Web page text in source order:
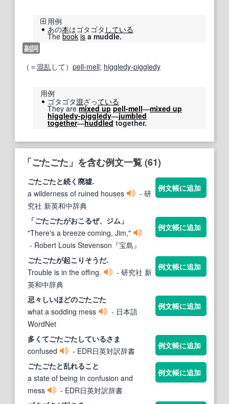
用例
あの本はゴタゴタ している
Thebook is a muddle.
副詞
（＝混乱して） pell-mell; higgledy-piggledy
用例
ゴタゴタ混ざっている
They aremixed up pell-mell―mixed up
higgledy-piggledy―jumbled
together―huddled together.
「ごたごた」を含む例文一覧 (61)
ごたごたと続く廃墟.
a wilderness of ruined houses
- 研
究社 新英和中辞典
例文帳に追加
「ごたごたがおこるぜ、ジム」
"There's a breeze coming, Jim,"
- Robert Louis Stevenson『宝島』
例文帳に追加
ごたごたが起こりそうだ.
Trouble is in the offing.
- 研究社 新
英和中辞典
例文帳に追加
忌々しいほどのごたごた
what a sodding mess
- 日本語
WordNet
例文帳に追加
多くてごたごた しているさま
confused
- EDR日英対訳辞書
例文帳に追加
ごたごたと乱れること
a state of being in confusion and
mess
- EDR日英対訳辞書
例文帳に追加